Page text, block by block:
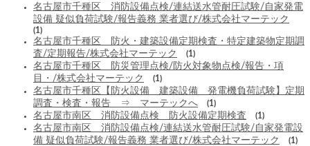
名古屋市千種区 消防設備点検/連結送水管耐圧試験/自家発電
設備 疑似負荷試験/報告義務 業者選び/株式会社マーテック
(1)
名古屋市千種区 防火・建築設備定期検査・特定建築物定期調
査/定期報告/株式会社マーテック
(1)
名古屋市千種区 防災管理点検/防火対象物点検/報告・項
目・/株式会社マーテック
(1)
名古屋市千種区【防火設備 建築設備 発電機負荷試験】定期
調査・検査・報告 ⇒ マーテックへ
(1)
名古屋市南区 消防設備点検 防火設備定期検査 (1)
名古屋市南区 消防設備点検/連結送水管耐圧試験/自家発電設
備 疑似負荷試験/報告義務 業者選び/株式会社マーテック
(1)